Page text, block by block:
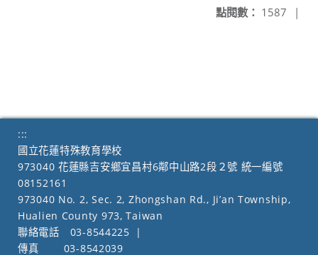
點閱數： 1587 |
:::
國立花蓮特殊教育學校
973040 花蓮縣吉安鄉宜昌村6鄰中山路2段２號 統一編號
08152161
973040 No. 2, Sec. 2, Zhongshan Rd., Ji’an Township,
Hualien County 973, Taiwan
聯絡電話
03-8544225
|
傳真
03-8542039